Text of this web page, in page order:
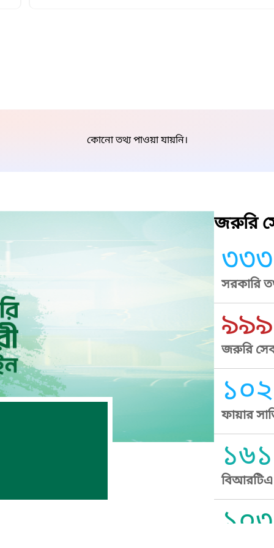
কোনো তথ্য পাওয়া যায়নি।
জরুরি
৩৩৩
সরকারি
৯৯৯
জরুরি
১০২
ফায়ার
বিআরটিএ
১০৩